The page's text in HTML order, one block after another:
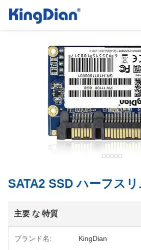
SATA2 SSD ハーフス
主要 な 特質
ブランド名: KingDian